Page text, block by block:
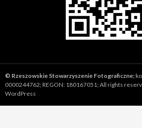
© Rzeszowskie Stowarzyszenie Fotograficzne;
0000244762; REGON: 180167051; All rights
WordPress